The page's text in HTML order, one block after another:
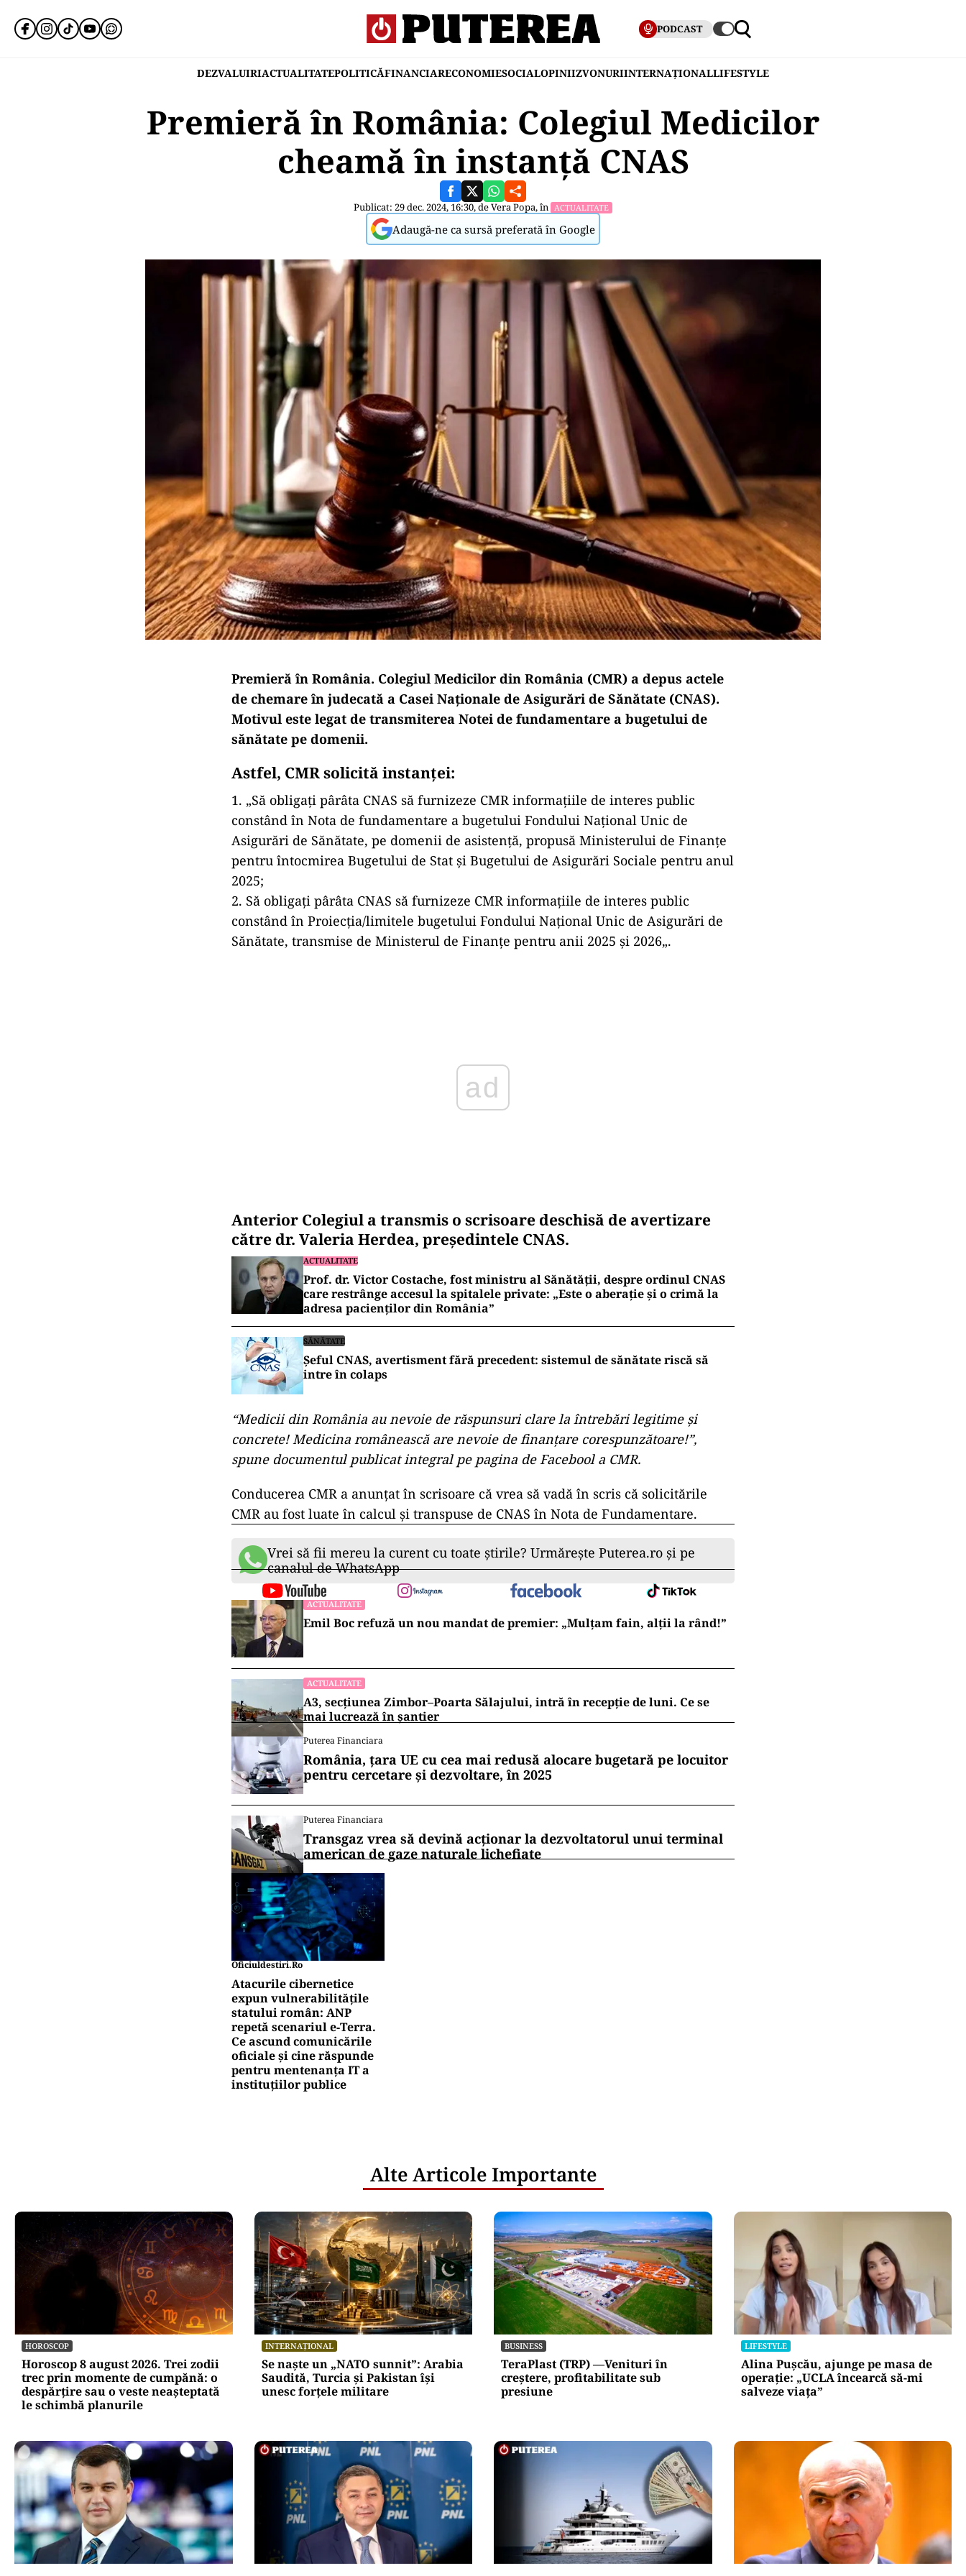
PODCAST
DEZVALUIRIACTUALITATEPOLITICĂFINANCIARECONOMIESOCIALOPINIIZVONURIINTERNAȚIONALLIFESTYLE
Premieră în România: Colegiul Medicilor
cheamă în instanță CNAS
Publicat: 29 dec. 2024, 16:30, deVera Popa, în ACTUALITATE
Adaugă-ne ca sursă preferată în Google
Premieră în România. Colegiul Medicilor din România (CMR) a depus actele
de chemare în judecată a Casei Naţionale de Asigurări de Sănătate (CNAS).
Motivul este legat de transmiterea Notei de fundamentare a bugetului de
sănătate pe domenii.
Astfel, CMR solicită instanței:
1. „Să obligați pârâta CNAS să furnizeze CMR informațiile de interes public
constând în Nota de fundamentare a bugetului Fondului Național Unic de
Asigurări de Sănătate, pe domenii de asistență, propusă Ministerului de Finanțe
pentru întocmirea Bugetului de Stat și Bugetului de Asigurări Sociale pentru anul
2025;
2. Să obligați pârâta CNAS să furnizeze CMR informațiile de interes public
constând în Proiecția/limitele bugetului Fondului Național Unic de Asigurări de
Sănătate, transmise de Ministerul de Finanțe pentru anii 2025 și 2026„.
Anterior Colegiul a transmis o scrisoare deschisă de avertizare
către dr. Valeria Herdea, preşedintele CNAS.
ACTUALITATE
Prof. dr. Victor Costache, fost ministru al Sănătății, despre ordinul CNAS
care restrânge accesul la spitalele private: „Este o aberație și o crimă la
adresa pacienților din România”
SĂNĂTATE
Șeful CNAS, avertisment fără precedent: sistemul de sănătate riscă să
intre în colaps
“Medicii din România au nevoie de răspunsuri clare la întrebări legitime și
concrete! Medicina românească are nevoie de finanțare corespunzătoare!”,
spune documentul publicat integral pe pagina de Facebool a CMR.
Conducerea CMR a anunţat în scrisoare că vrea să vadă în scris că solicitările
CMR au fost luate în calcul și transpuse de CNAS în Nota de Fundamentare.
Vrei să fii mereu la curent cu toate știrile? Urmărește Puterea.ro și pe
canalul de WhatsApp
ACTUALITATE
Emil Boc refuză un nou mandat de premier: „Mulțam fain, alții la rând!”
ACTUALITATE
A3, secțiunea Zimbor–Poarta Sălajului, intră în recepție de luni. Ce se
mai lucrează în șantier
Puterea Financiara
România, țara UE cu cea mai redusă alocare bugetară pe locuitor
pentru cercetare și dezvoltare, în 2025
Puterea Financiara
Transgaz vrea să devină acționar la dezvoltatorul unui terminal
american de gaze naturale lichefiate
Oficiuldestiri.ro
Atacurile cibernetice
expun vulnerabilitățile
statului român: ANP
repetă scenariul e‑Terra.
Ce ascund comunicările
oficiale și cine răspunde
pentru mentenanța IT a
instituțiilor publice
Alte Articole Importante
HOROSCOP
Horoscop 8 august 2026. Trei zodii
trec prin momente de cumpănă: o
despărțire sau o veste neașteptată
le schimbă planurile
INTERNAȚIONAL
Se naște un „NATO sunnit”: Arabia
Saudită, Turcia și Pakistan își
unesc forțele militare
BUSINESS
TeraPlast (TRP) —Venituri în
creștere, profitabilitate sub
presiune
LIFESTYLE
Alina Pușcău, ajunge pe masa de
operație: „UCLA încearcă să-mi
salveze viața”